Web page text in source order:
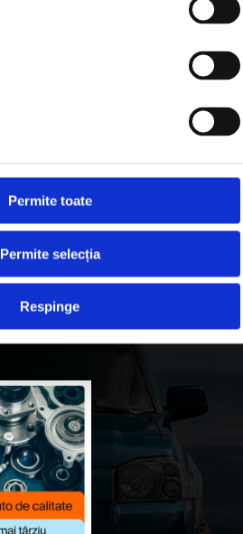
Permite toate
Permite selecția
Respinge